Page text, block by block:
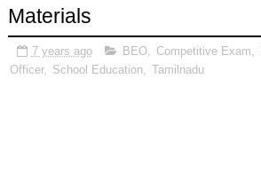
Materials
7 years ago BEO, Competitive Exam
Officer, School Education, Tamilnadu